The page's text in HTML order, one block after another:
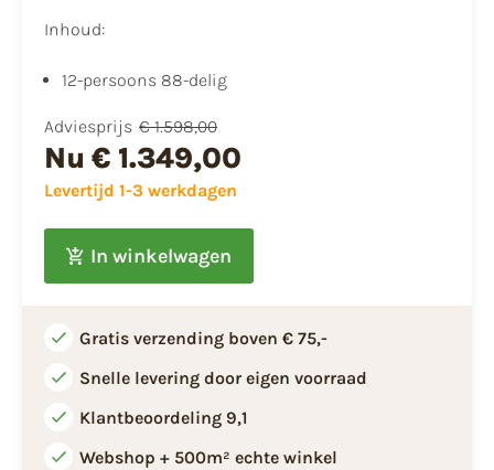
Inhoud:
12-persoons 88-delig
Adviesprijs € 1.598,00
Nu € 1.349,00
Levertijd 1-3 werkdagen
In winkelwagen
Gratis verzending boven € 75,-
Snelle levering door eigen voorraad
Klantbeoordeling 9,1
Webshop + 500m² echte winkel